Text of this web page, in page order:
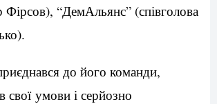
“ДемАльянс” (співголова
до його команди,
свої умови і серйозно